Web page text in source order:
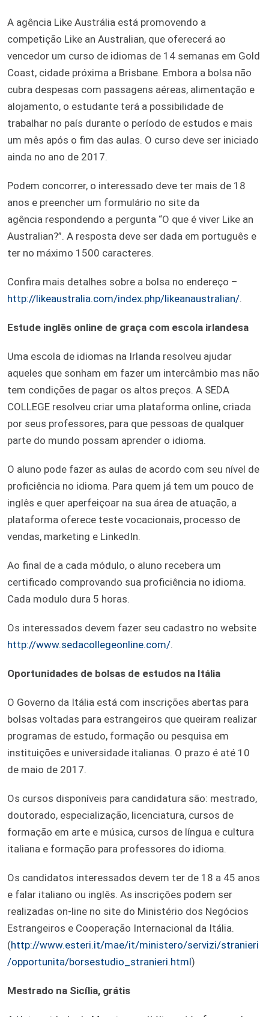
A agência Like Austrália está promovendo a
competição Like an Australian, que oferecerá ao
vencedor um curso de idiomas de 14 semanas em Gold
Coast, cidade próxima a Brisbane. Embora a bolsa não
cubra despesas com passagens aéreas, alimentação e
alojamento, o estudante terá a possibilidade de
trabalhar no país durante o período de estudos e mais
um mês após o fim das aulas. O curso deve ser iniciado
ainda no ano de 2017.
Podem concorrer, o interessado deve ter mais de 18
anos e preencher um formulário no site da
agência respondendo a pergunta “O que é viver Like an
Australian?”. A resposta deve ser dada em português e
ter no máximo 1500 caracteres.
Confira mais detalhes sobre a bolsa no endereço –
http://likeaustralia.com/index.php/likeanaustralian/.
Estude inglês online de graça com escola irlandesa
Uma escola de idiomas na Irlanda resolveu ajudar
aqueles que sonham em fazer um intercâmbio mas não
tem condições de pagar os altos preços. A SEDA
COLLEGE resolveu criar uma plataforma online, criada
por seus professores, para que pessoas de qualquer
parte do mundo possam aprender o idioma.
O aluno pode fazer as aulas de acordo com seu nível de
proficiência no idioma. Para quem já tem um pouco de
inglês e quer aperfeiçoar na sua área de atuação, a
plataforma oferece teste vocacionais, processo de
vendas, marketing e LinkedIn.
Ao final de a cada módulo, o aluno recebera um
certificado comprovando sua proficiência no idioma.
Cada modulo dura 5 horas.
Os interessados devem fazer seu cadastro no website
http://www.sedacollegeonline.com/.
Oportunidades de bolsas de estudos na Itália
O Governo da Itália está com inscrições abertas para
bolsas voltadas para estrangeiros que queiram realizar
programas de estudo, formação ou pesquisa em
instituições e universidade italianas. O prazo é até 10
de maio de 2017.
Os cursos disponíveis para candidatura são: mestrado,
doutorado, especialização, licenciatura, cursos de
formação em arte e música, cursos de língua e cultura
italiana e formação para professores do idioma.
Os candidatos interessados devem ter de 18 a 45 anos
e falar italiano ou inglês. As inscrições podem ser
realizadas on-line no site do Ministério dos Negócios
Estrangeiros e Cooperação Internacional da Itália.
(http://www.esteri.it/mae/it/ministero/servizi/stranieri
/opportunita/borsestudio_stranieri.html)
Mestrado na Sicília, grátis